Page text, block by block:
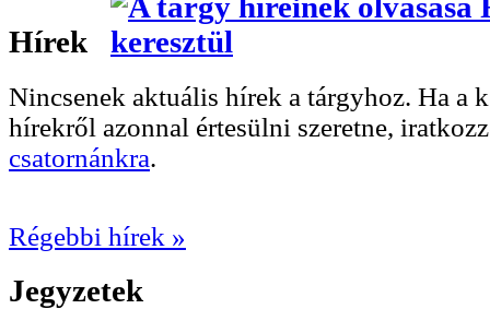
Hírek
Nincsenek aktuális hírek a tárgyhoz. Ha a
hírekről azonnal értesülni szeretne,
csatornánkra.
Régebbi hírek »
Jegyzetek